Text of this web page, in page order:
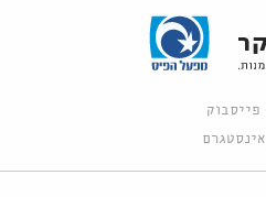
פייסבוק
אינסטגרם